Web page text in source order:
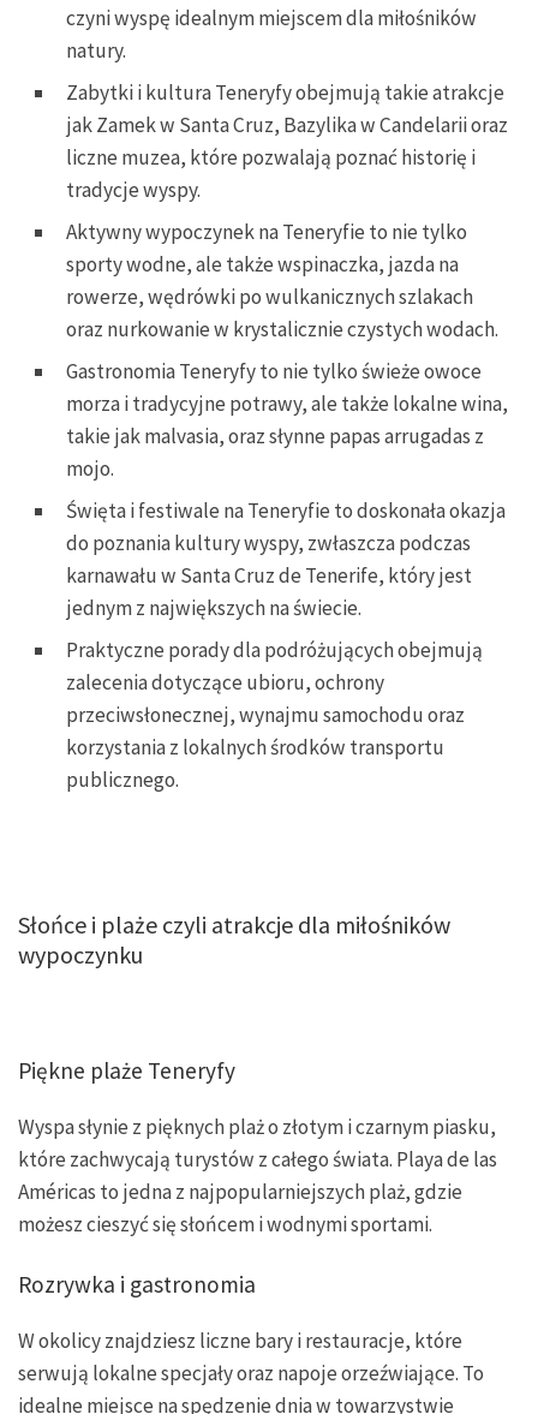
czyni wyspę idealnym miejscem dla miłośników
natury.
Zabytki i kultura Teneryfy obejmują takie atrakcje
jak Zamek w Santa Cruz, Bazylika w Candelarii oraz
liczne muzea, które pozwalają poznać historię i
tradycje wyspy.
Aktywny wypoczynek na Teneryfie to nie tylko
sporty wodne, ale także wspinaczka, jazda na
rowerze, wędrówki po wulkanicznych szlakach
oraz nurkowanie w krystalicznie czystych wodach.
Gastronomia Teneryfy to nie tylko świeże owoce
morza i tradycyjne potrawy, ale także lokalne wina,
takie jak malvasia, oraz słynne papas arrugadas z
mojo.
Święta i festiwale na Teneryfie to doskonała okazja
do poznania kultury wyspy, zwłaszcza podczas
karnawału w Santa Cruz de Tenerife, który jest
jednym z największych na świecie.
Praktyczne porady dla podróżujących obejmują
zalecenia dotyczące ubioru, ochrony
przeciwsłonecznej, wynajmu samochodu oraz
korzystania z lokalnych środków transportu
publicznego.
Słońce i plaże czyli atrakcje dla miłośników
wypoczynku
Piękne plaże Teneryfy
Wyspa słynie z pięknych plaż o złotym i czarnym piasku,
które zachwycają turystów z całego świata. Playa de las
Américas to jedna z najpopularniejszych plaż, gdzie
możesz cieszyć się słońcem i wodnymi sportami.
Rozrywka i gastronomia
W okolicy znajdziesz liczne bary i restauracje, które
serwują lokalne specjały oraz napoje orzeźwiające. To
idealne miejsce na spędzenie dnia w towarzystwie